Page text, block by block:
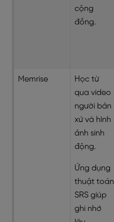
cộng
đồng.
Memrise
Học từ
qua video
người bản
xứ và hình
ảnh sinh
động.
Ứng dụng
thuật toán
SRS giúp
ghi nhớ